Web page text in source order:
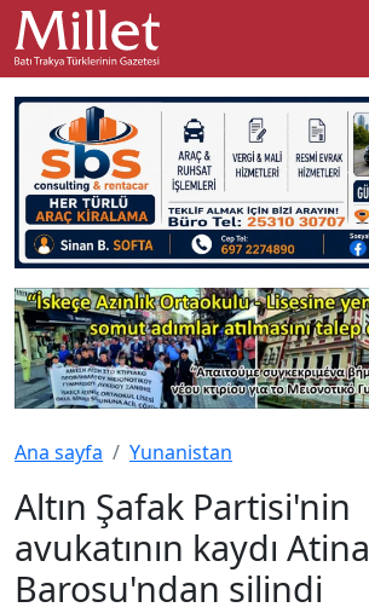
Ana sayfa Yunanistan
Altın Şafak Partisi'nin
avukatının kaydı Atina
Barosu'ndan silindi